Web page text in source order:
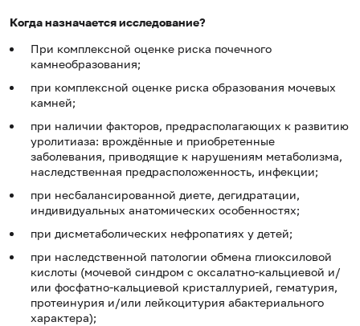
Когда назначается исследование?
При комплексной оценке риска почечного
камнеобразования;
при комплексной оценке риска образования мочевых
камней;
при наличии факторов, предрасполагающих к развитию
уролитиаза: врождённые и приобретенные
заболевания, приводящие к нарушениям метаболизма,
наследственная предрасположенность, инфекции;
при несбалансированной диете, дегидратации,
индивидуальных анатомических особенностях;
при дисметаболических нефропатиях у детей;
при наследственной патологии обмена глиоксиловой
кислоты (мочевой синдром с оксалатно-кальциевой и/
или фосфатно-кальциевой кристаллурией, гематурия,
протеинурия и/или лейкоцитурия абактериального
характера);